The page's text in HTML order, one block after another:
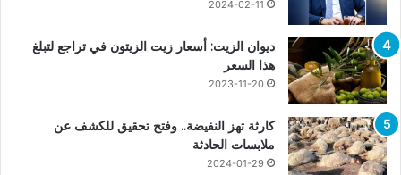
2024-02-11
ديوان الزيت: أسعار زيت الزيتون في تراجع لتبلغ
هذا السعر
2023-11-20
كارثة تهز النفيضة.. وفتح تحقيق للكشف عن
ملابسات الحادثة
2024-01-29